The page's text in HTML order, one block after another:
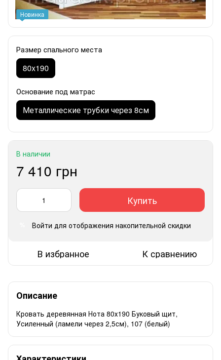
Новинка
Размер спального места
80x190
Основание под матрас
Металлические трубки через 8см
В наличии
7 410 грн
Купить
Войти для отображения накопительной скидки
В избранное К сравнению
Описание
Кровать деревянная Нота 80х190 Буковый щит,
Усиленный (ламели через 2,5см), 107 (белый)